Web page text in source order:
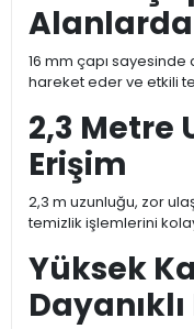
Alanlarda
16 mm çapı
hareket eder ve etkili
2,3 Metre
Erişim
2,3 m uzunluğu, zor
temizlik işlemlerini
Yüksek